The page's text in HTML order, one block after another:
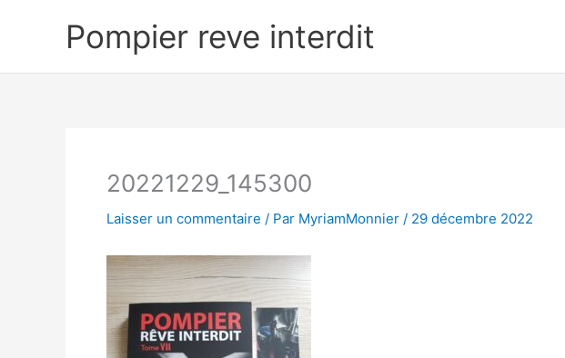
Pompier reve interdit
20221229_145300
Laisser un commentaire / Par MyriamMonnier / 29 décembre 2022